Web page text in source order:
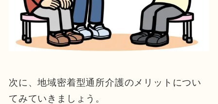
次に、地域密着型通所介護のメリットについ
てみていきましょう。